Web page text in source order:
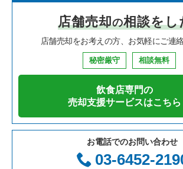
焼肉の居抜き売却物件の案件一覧
鉄板焼き・お好み焼の居抜き売却物件の案件一
カフェの居抜き売却物件の案件一覧
テイクアウトの居抜き売却物件の案件一覧
お弁当・惣菜・デリの居抜き売却物件の案件一
大阪府の飲食店の居抜き売却物件の案件一覧
兵庫県の飲食店の居抜き売却物件の案件一覧
愛知県の飲食店の居抜き売却物件の案件一覧
岐阜県の飲食店の居抜き売却物件の案件一覧
三重県の飲食店の居抜き売却物件の案件一覧
葛飾区の飲食店の居抜き売却物件の案件一覧
中央区の飲食店の居抜き売却物件の案件一覧
千代田区の飲食店の居抜き売却物件の案件一覧
港区の飲食店の居抜き売却物件の案件一覧
足立区の飲食店の居抜き売却物件の案件一覧
東京23区の中華の居抜き売却物件の案件一覧
東京23区のそば・うどんの居抜き売却物件の
東京23区の焼肉の居抜き売却物件の案件一覧
東京23区の鉄板焼き・お好み焼の居抜き売却
東京23区のアジア料理の居抜き売却物件の案件
千代田区のイタリア料理の居抜き売却物件の
千代田区の中華の居抜き売却物件の案件一覧
千代田区の寿司の居抜き売却物件の案件一覧
千代田区の焼肉の居抜き売却物件の案件一覧
千代田区の鉄板焼き・お好み焼の居抜き売却物
店舗売却の相談をし
店舗売却をお考えの方、お気軽にご連絡
秘密厳守 相談無料
飲食店専門の
売却支援サービスはこちら
お電話でのお問い合わせ
03-6452-